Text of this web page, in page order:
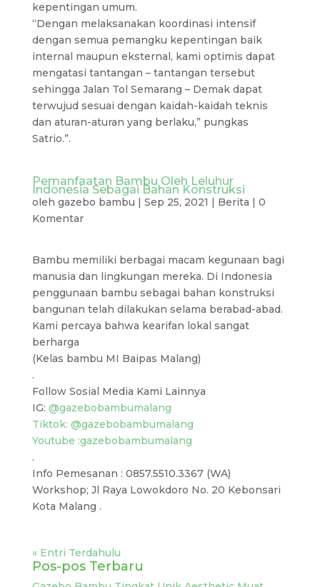
kepentingan umum.
“Dengan melaksanakan koordinasi intensif
dengan semua pemangku kepentingan baik
internal maupun eksternal, kami optimis dapat
mengatasi tantangan – tantangan tersebut
sehingga Jalan Tol Semarang – Demak dapat
terwujud sesuai dengan kaidah-kaidah teknis
dan aturan-aturan yang berlaku,” pungkas
Satrio.”.
Pemanfaatan Bambu Oleh Leluhur
Indonesia Sebagai Bahan Konstruksi
oleh gazebo bambu | Sep 25, 2021 | Berita | 0
Komentar
Bambu memiliki berbagai macam kegunaan bagi
manusia dan lingkungan mereka. Di Indonesia
penggunaan bambu sebagai bahan konstruksi
bangunan telah dilakukan selama berabad-abad.
Kami percaya bahwa kearifan lokal sangat
berharga
(Kelas bambu MI Baipas Malang)
.
Follow Sosial Media Kami Lainnya
IG: @gazebobambumalang
Tiktok: @gazebobambumalang
Youtube :gazebobambumalang
.
Info Pemesanan : 0857.5510.3367 (WA)
Workshop; Jl Raya Lowokdoro No. 20 Kebonsari
Kota Malang .
« Entri Terdahulu
Pos-pos Terbaru